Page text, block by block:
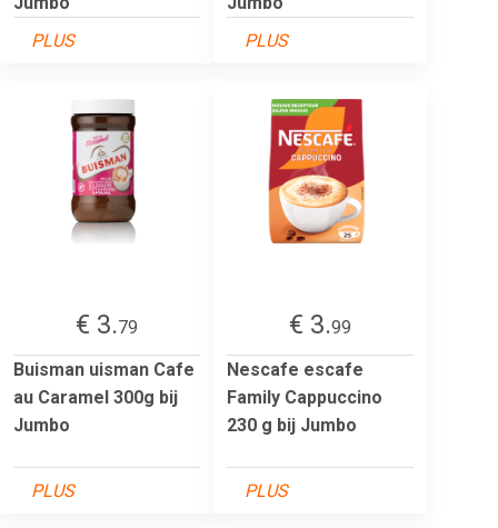
PLUS
PLUS
€ 3.79
Buisman uisman Cafe
au Caramel 300g bij
Jumbo
PLUS
€ 3.99
Nescafe escafe
Family Cappuccino
230 g bij Jumbo
PLUS